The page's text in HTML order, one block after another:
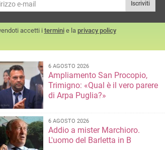
Iscriviti
accetti iterminie la privacy policy
6 AGOSTO 2026
Ampliamento San Procopio,
Trimigno: «Qual è il vero parere
di Arpa Puglia?»
6 AGOSTO 2026
Addio a mister Marchioro.
L'uomo del Barletta in B